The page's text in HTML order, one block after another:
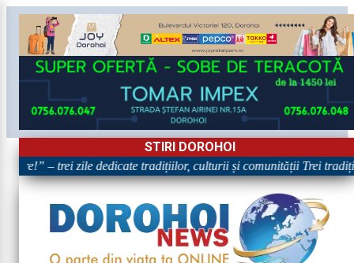
STIRI DOROHOI
– trei zile dedicate tradițiilor, culturii și comunității Trei